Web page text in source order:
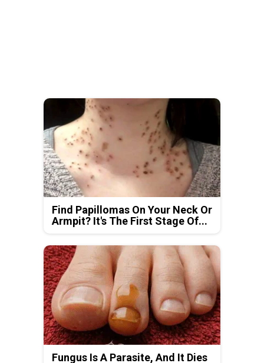
Find Papillomas On Your Neck Or
Armpit? It's The First Stage Of...
Fungus Is A Parasite, And It Dies